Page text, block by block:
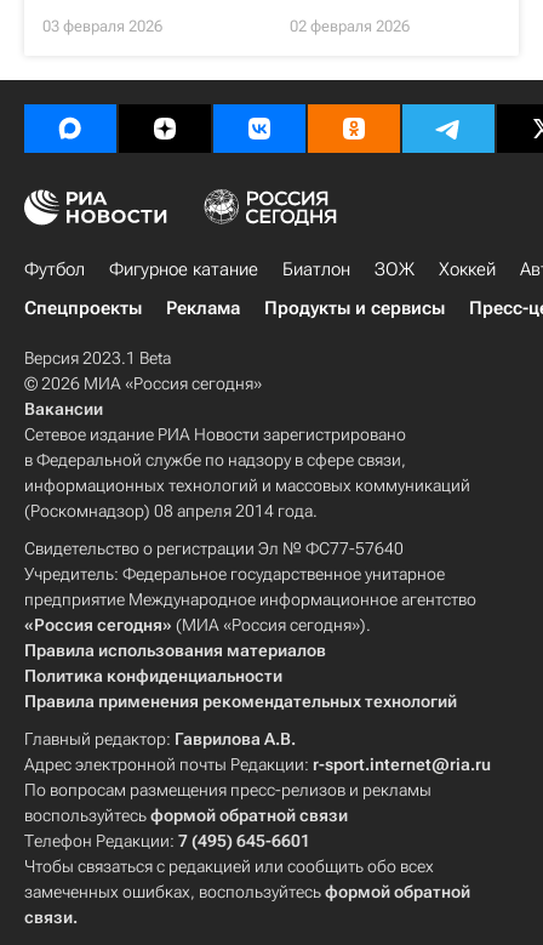
03 февраля 2026 02 февраля 2026
Футбол Фигурное катание Биатлон ЗОЖ Хоккей
Спецпроекты
Реклама Продукты и сервисы Пресс-
Версия 2023.1 Beta
© 2026 МИА «Россия сегодня»
Вакансии
Сетевое издание РИА Новости зарегистрировано
в Федеральной службе по надзору в сфере связи,
информационных технологий и массовых коммуникаций
(Роскомнадзор) 08 апреля 2014 года.
Свидетельство о регистрации Эл № ФС77-57640
Учредитель: Федеральное государственное унитарное
предприятие Международное информационное агентство
«Россия сегодня» (МИА «Россия сегодня»).
Правила использования материалов
Политика конфиденциальности
Правила применения рекомендательных технологий
Главный редактор: Гаврилова А.В.
Адрес электронной почты Редакции: r-sport.internet@ria.ru
По вопросам размещения пресс-релизов и рекламы
воспользуйтесьформой обратной связи
Телефон Редакции: 7 (495) 645-6601
Чтобы связаться с редакцией или сообщить обо всех
замеченных ошибках, воспользуйтесьформой обратной
связи.